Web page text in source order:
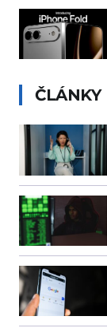
ČLÁNKY